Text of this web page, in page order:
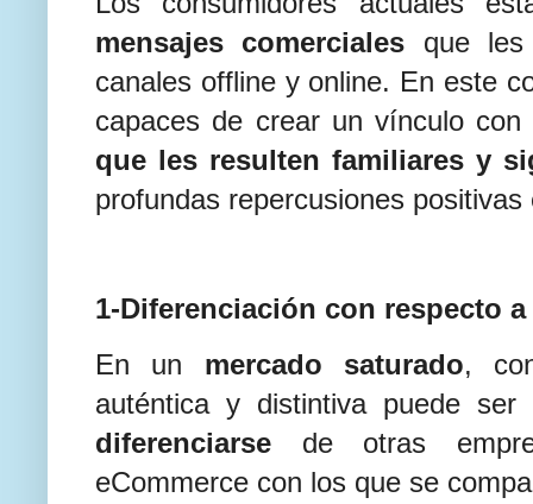
mensajes comerciales que
canales offline y online. En este
capaces de crear un vínculo
que les resulten familiares y
profundas repercusiones
1-Diferenciación con respecto
En un mercado saturado,
auténtica y distintiva puede
diferenciarse de otras
eCommerce con los que se